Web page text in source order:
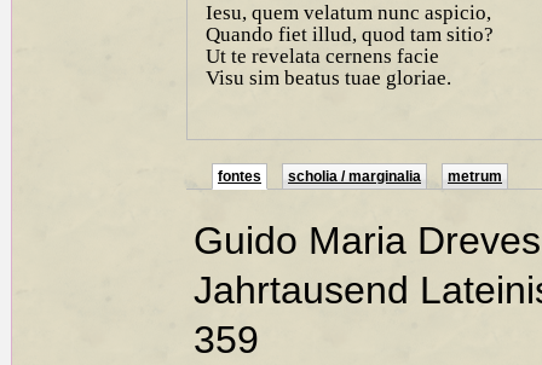
Iesu, quem velatum nunc aspicio,
Quando fiet illud, quod tam sitio?
Ut te revelata cernens facie
Visu sim beatus tuae gloriae.
fontes scholia / marginalia metrum
Guido Maria
Jahrtausend
359